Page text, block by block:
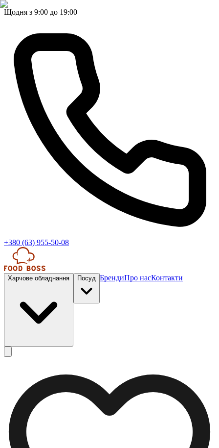
Щодня з 9:00 до 19:00
+380 (63) 955-50-08
Харчове обладнання Посуд БрендиПро насКонтакти